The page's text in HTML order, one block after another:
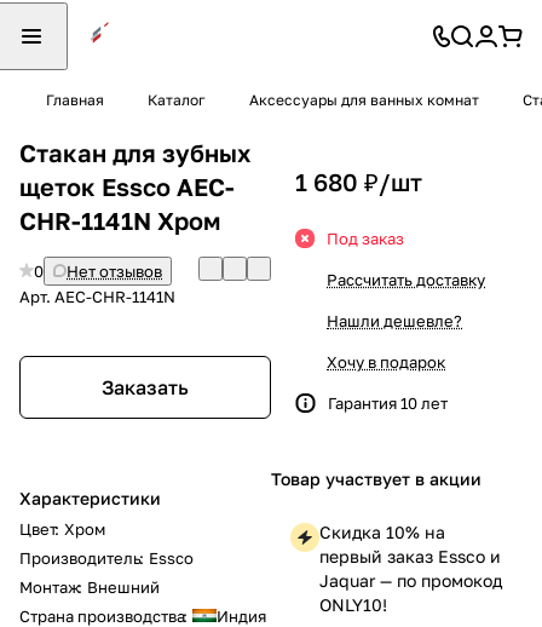
Главная Каталог Аксессуары для ванных комнат
Стакан для зубных
щеток Essco AEC-
CHR-1141N Хром
0
Нет отзывов
Арт. AEC-CHR-1141N
Заказать
Характеристики
Цвет: Хром
Производитель: Essco
Монтаж: Внешний
Страна производства:
Индия
1 680 ₽/шт
Под заказ
Рассчитать доставку
Нашли дешевле?
Хочу в подарок
Гарантия 10 лет
Товар участвует в акции
Скидка 10% на
первый заказ Essco и
Jaquar — по промокод
ONLY10!